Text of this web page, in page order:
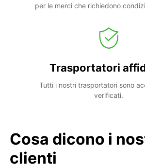
per le merci che richiedono
Trasportatori
Tutti i nostri trasportatori sono
verificati.
Cosa dicono i
clienti